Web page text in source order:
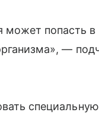
попасть в
—